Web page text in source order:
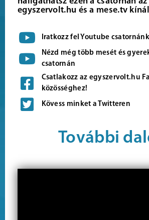
egyszervolt.hu és a mese.tv
Iratkozz fel Youtube
Nézd még több mesét és
csatornán
Csatlakozz az egyszervolt.hu
közösséghez!
Kövess minket a Twitteren
További